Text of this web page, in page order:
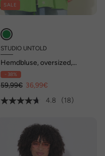
SALE
STUDIO UNTOLD
Hemdbluse, oversized,
Musselin, Hemdkragen,
Langarm, Stickerei
- 38%
59,99€ 36,99€
4.8
(18)